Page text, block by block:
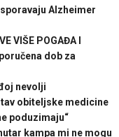
Alzheimer
VIŠE POGAĐA I
dob za
nevolji
obiteljske medicine
poduzimaju“
kampa mi ne mogu